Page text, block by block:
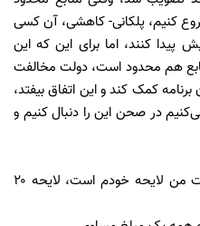
از ۳۰ درصد شروع کنیم، پلکانی- کاهشی، آن کسی
همه افزایش پیدا کنند، اما برای این که این
هم محدود است، دولت مخالفت
کمک کند و این اتفاق بیفتد،
در صحن این را دنبال کنیم و
شریعتی: بله، دولت مخالف بود، گفت من لایحه خودم است، لایحه ۲۰